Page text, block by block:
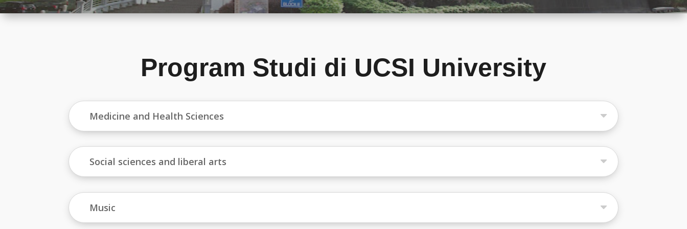
Program Studi di UCSI University
Medicine and Health Sciences
Social sciences and liberal arts
Music